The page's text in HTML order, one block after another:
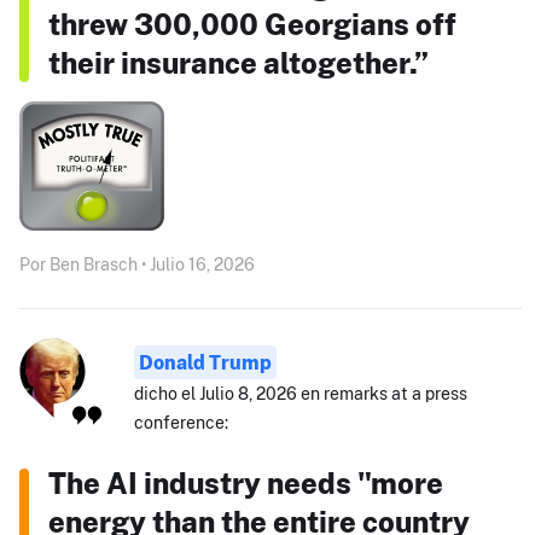
threw 300,000 Georgians off
their insurance altogether.”
Por Ben Brasch • Julio 16, 2026
Donald Trump
dicho el Julio 8, 2026 en remarks at a press
conference:
The AI industry needs "more
energy than the entire country